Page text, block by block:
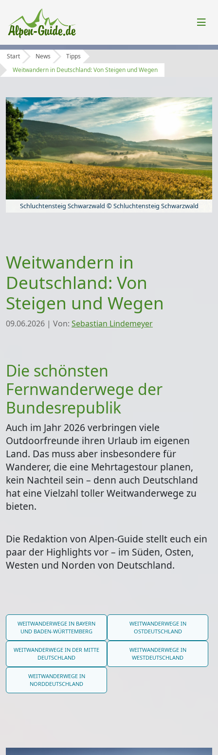
Start News
Tipps
Weitwandern in Deutschland: Von Steigen und Wegen
Schluchtensteig Schwarzwald © Schluchtensteig Schwarzwald
Weitwandern in
Deutschland: Von
Steigen und Wegen
09.06.2026 | Von: Sebastian Lindemeyer
Die schönsten
Fernwanderwege der
Bundesrepublik
Auch im Jahr 2026 verbringen viele
Outdoorfreunde ihren Urlaub im eigenen
Land. Das muss aber insbesondere für
Wanderer, die eine Mehrtagestour planen,
kein Nachteil sein – denn auch Deutschland
hat eine Vielzahl toller Weitwanderwege zu
bieten.
Die Redaktion von Alpen-Guide stellt euch ein
paar der Highlights vor – im Süden, Osten,
Westen und Norden von Deutschland.
WEITWANDERWEGE IN BAYERN
UND BADEN-WÜRTTEMBERG
WEITWANDERWEGE IN
OSTDEUTSCHLAND
WEITWANDERWEGE IN DER MITTE
DEUTSCHLAND
WEITWANDERWEGE IN
WESTDEUTSCHLAND
WEITWANDERWEGE IN
NORDDEUTSCHLAND